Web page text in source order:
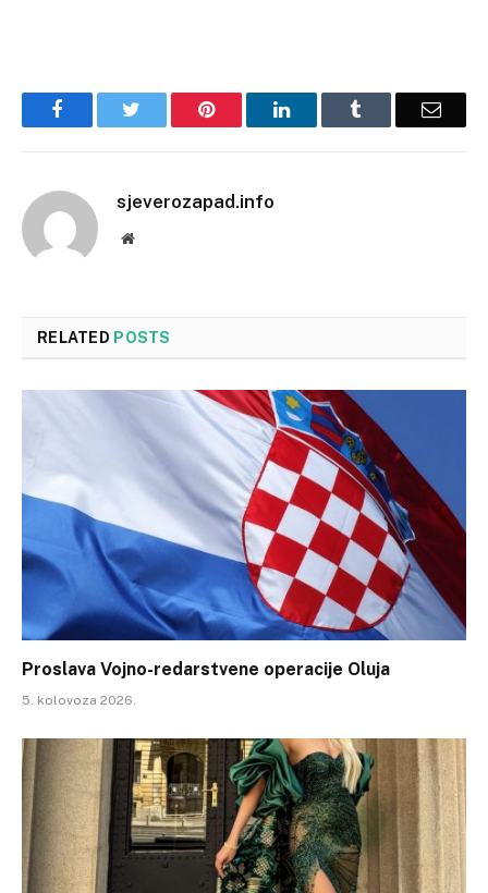
Facebook Pinterest LinkedIn Email
sjeverozapad.info
Website
RELATED POSTS
Proslava Vojno-redarstvene operacije Oluja
5. kolovoza 2026.